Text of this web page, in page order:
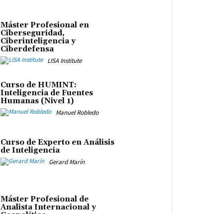
Máster Profesional en
Ciberseguridad,
Ciberinteligencia y
Ciberdefensa
LISA Institute
Curso de HUMINT:
Inteligencia de Fuentes
Humanas (Nivel 1)
Manuel Robledo
Curso de Experto en Análisis
de Inteligencia
Gerard Marín
Máster Profesional de
Analista Internacional y